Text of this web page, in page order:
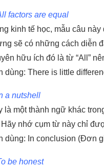
factors are equal
kinh tế học, mẫu câu
sẽ có những cách diễn
hữu ích đó là từ “All”
dùng: There is little
a nutshell
là một thành ngữ khác
Hãy nhớ cụm từ này chỉ
dùng: In conclusion (Đơn
be honest